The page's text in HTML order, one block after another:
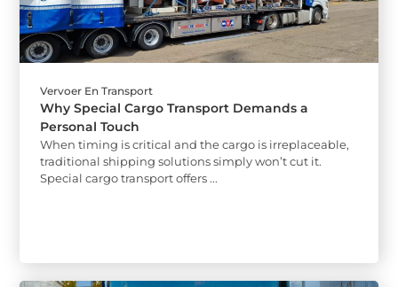
Vervoer En Transport
Why Special Cargo Transport Demands a
Personal Touch
When timing is critical and the cargo is irreplaceable,
traditional shipping solutions simply won’t cut it.
Special cargo transport offers ...